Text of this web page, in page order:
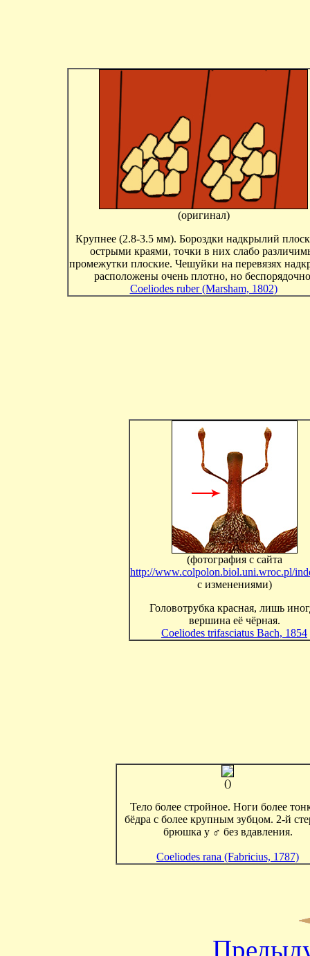
(оригинал)
Крупнее (2.8-3.5 мм). Бороздки надкрылий
острыми краями, точки в них слабо
промежутки плоские. Чешуйки на перевязях
расположены очень плотно, но
Coeliodes ruber (Marsham, 1802)
(фотография с сайта
http://www.colpolon.biol.uni.wroc.pl/
с изменениями)
Головотрубка красная, лишь
вершина её чёрная.
Coeliodes trifasciatus Bach, 1854
()
Тело более стройное. Ноги более
бёдра с более крупным зубцом. 2-й
брюшка у ♂ без вдавления.
Coeliodes rana (Fabricius, 1787)